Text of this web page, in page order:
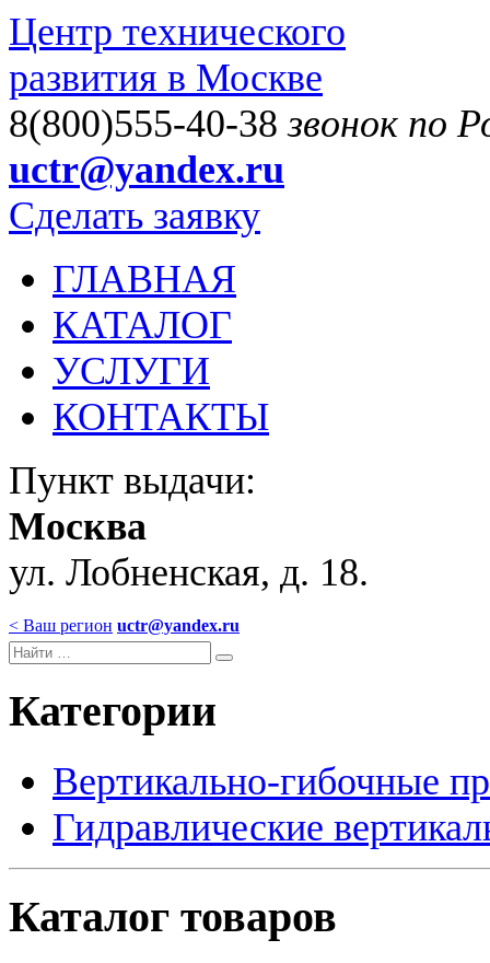
Центр технического
развития в Москве
8(800)555-40-38звонок по
uctr@yandex.ru
Сделать заявку
ГЛАВНАЯ
КАТАЛОГ
УСЛУГИ
КОНТАКТЫ
Пункт выдачи:
Москва
ул. Лобненская, д. 18.
< Ваш регион uctr@yandex.ru
Категории
Вертикально-гибочные
Гидравлические
Каталог товаров